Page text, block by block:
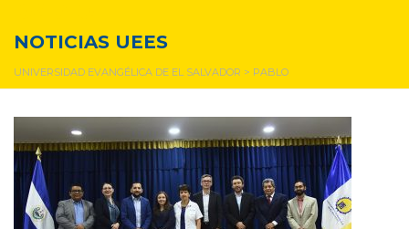
NOTICIAS UEES
UNIVERSIDAD EVANGÉLICA DE EL SALVADOR > PABLO